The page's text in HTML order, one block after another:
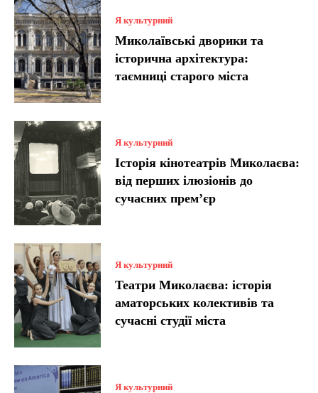
Я культурний
Миколаївські дворики та
історична архітектура:
таємниці старого міста
Я культурний
Історія кінотеатрів Миколаєва:
від перших ілюзіонів до
сучасних прем’єр
Я культурний
Театри Миколаєва: історія
аматорських колективів та
сучасні студії міста
Я культурний